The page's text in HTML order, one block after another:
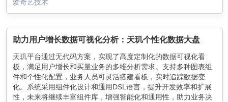
爱奇艺技术
助力用户增长数据可视化分析：天玑个性化数据大盘
天玑平台通过无代码方案，实现了高度定制化的数据可视化看
板，满足用户增长和买量业务的多维分析需求。支持多种图表组
件和个性化配置，业务人员可灵活搭建看板，实时追踪数据变
化。系统采用组件化设计和通用DSL语言，提升开发效率和扩展
性，未来将继续丰富组件库，增强智能化和通用性，助力业务决